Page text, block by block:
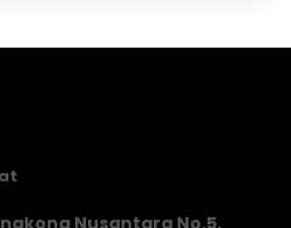
Nusantara No.5,